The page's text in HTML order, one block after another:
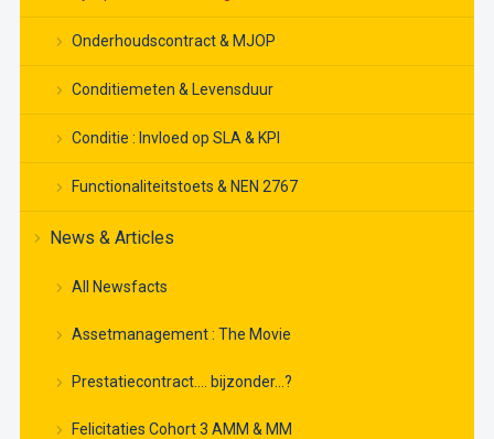
Onderhoudscontract & MJOP
Conditiemeten & Levensduur
Conditie : Invloed op SLA & KPI
Functionaliteitstoets & NEN 2767
News & Articles
All Newsfacts
Assetmanagement : The Movie
Prestatiecontract…. bijzonder…?
Felicitaties Cohort 3 AMM & MM